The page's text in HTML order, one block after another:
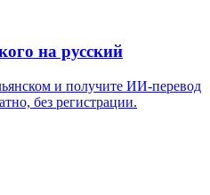
на русский
и получите ИИ-перевод
без регистрации.